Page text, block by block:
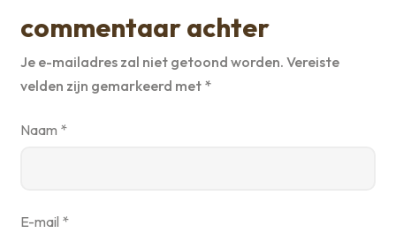
commentaar achter
Je e-mailadres zal niet getoond worden. Vereiste
velden zijn gemarkeerd met *
Naam *
E-mail *